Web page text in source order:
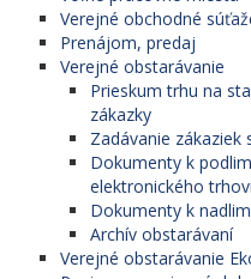
Verejné obchodné
Prenájom, predaj
Verejné obstarávanie
Prieskum trhu na
zákazky
Zadávanie
Dokumenty k
elektronického
Dokumenty k
Archív obstarávaní
Verejné obstarávanie